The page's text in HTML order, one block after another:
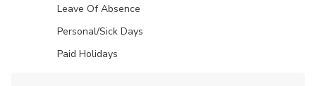
Leave Of Absence
Personal/Sick Days
Paid Holidays